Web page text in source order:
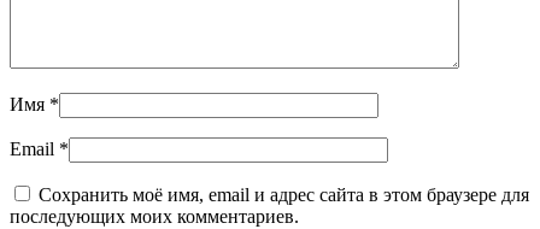
Имя *
Email *
Сохранить моё имя, email и адрес сайта в этом браузере для
последующих моих комментариев.